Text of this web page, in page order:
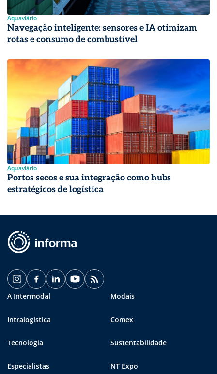
Aquaviário
Navegação inteligente: sensores e IA otimizam
rotas e consumo de combustível
Aquaviário
Portos secos e sua integração como hubs
estratégicos de logística
A Intermodal Modais
Intralogística Comex
Tecnologia Sustentabilidade
Especialistas NT Expo